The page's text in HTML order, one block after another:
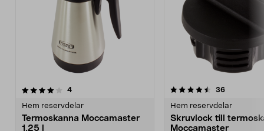
4recensioner
Hem reservdelar
Termoskanna Moccamaster
1,25 l
4.5av 5 stjärnor 36recensioner
Hem reservdelar
Skruvlock till
Moccamaster
5.0av 5 stjärnor